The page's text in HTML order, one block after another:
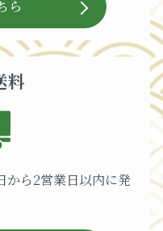
ら
料
から2営業日以内に発